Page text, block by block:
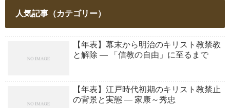
人気記事（カテゴリー）
【年表】幕末から明治のキリスト教禁教
と解除 ― 「信教の自由」に至るまで
【年表】江戸時代初期のキリスト教禁止
の背景と実態 ― 家康～秀忠